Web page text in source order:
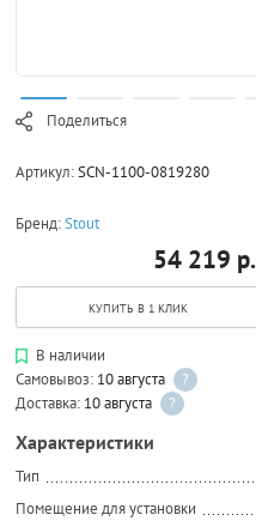
Поделиться
Артикул:SCN-1100-0819280
Бренд:Stout
54 219 р.
КУПИТЬ В 1 КЛИК
В наличии
Самовывоз: 10 августа
?
Доставка: 10 августа ?
Характеристики
Тип
Помещение для установки